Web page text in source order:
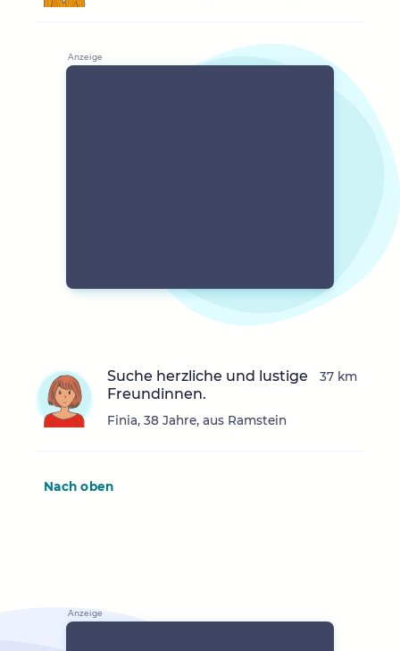
Suche herzliche und lustige
Freundinnen.
Finia, 38 Jahre, aus Ramstein
37 km
Nach oben